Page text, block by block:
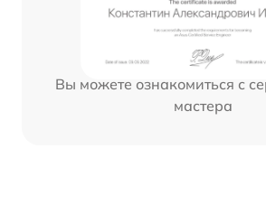
Вы можете ознакомиться с
мастера